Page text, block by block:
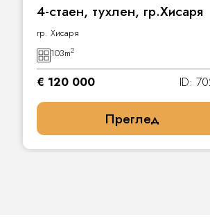
4-стаен, тухлен, гр.Хисаря
гр. Хисаря
103m2
€ 120 000 ID:
Преглед